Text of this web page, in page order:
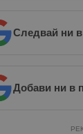
Следвай ни
Добави ни в